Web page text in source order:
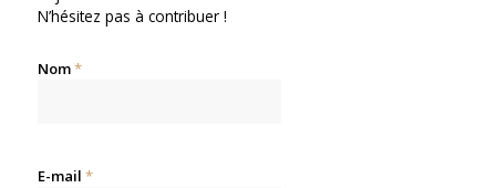
N’hésitez pas à contribuer !
Nom*
E-mail *